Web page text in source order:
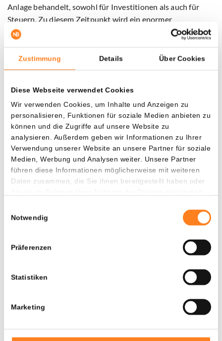
Zustimmung Details Über Cookies
Diese Webseite verwendet Cookies
Wir verwenden Cookies, um Inhalte und Anzeigen zu
personalisieren, Funktionen für soziale Medien anbieten zu
können und die Zugriffe auf unsere Website zu
analysieren. Außerdem geben wir Informationen zu Ihrer
Verwendung unserer Website an unsere Partner für soziale
Medien, Werbung und Analysen weiter. Unsere Partner
führen diese Informationen möglicherweise mit weiteren
Daten zusammen, die Sie ihnen bereitgestellt haben oder
Notwendig
Präferenzen
Statistiken
Marketing
Anlage behandelt, sowohl für Investitionen als auch für
Steuern. Zu diesem Zeitpunkt wird ein enormer
Kapitalfluss zu Bitcoin stattfinden, weil es wie Gold eine
Profitieren Sie von der einzigartigen Partnerschaft
zwischen Newsbit undBitvavo powered by Hyphe:
Eröffnen Sie über den Button unten Ihr Konto, tätigen Sie
eine Einzahlung von nur 10 € – und erhalten Sie sofort 10 €
geschenkt.
Zusätzlich handeln Sie 7 Tage lang gebührenfrei bis zu
Jetzt Konto eröffnen und 10 € Startguthaben sichern.
Verpassen Sie nicht die Gelegenheit, von der boomenden